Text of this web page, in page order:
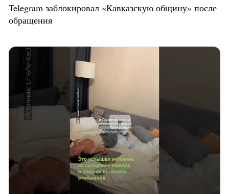
Telegram заблокировал «Кавказскую общину» после
обращения